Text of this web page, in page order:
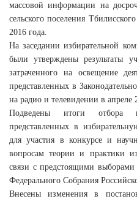
массовой информации на
сельского поселения
2016 года.
На заседании избирательной
были утверждены результаты
затраченного на освещение
представленных в
на радио и телевидении в апреле
Подведены итоги отбора
представленных в
для участия в конкурсе и
вопросам теории и практики
связи с предстоящими выборами
Федерального Собрания
Внесены изменения в